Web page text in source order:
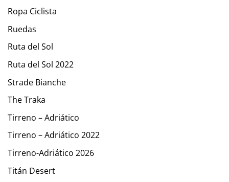
Ropa Ciclista
Ruedas
Ruta del Sol
Ruta del Sol 2022
Strade Bianche
The Traka
Tirreno – Adriático
Tirreno – Adriático 2022
Tirreno-Adriático 2026
Titán Desert